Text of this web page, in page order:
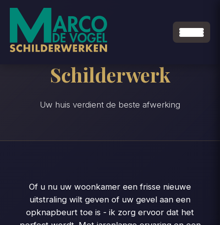
Schilderwerk
Uw huis verdient de beste afwerking
Of u nu uw woonkamer een frisse nieuwe
uitstraling wilt geven of uw gevel aan een
opknapbeurt toe is - ik zorg ervoor dat het